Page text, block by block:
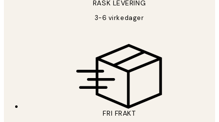
RASK LEVERING
3-6 virkedager
FRI FRAKT